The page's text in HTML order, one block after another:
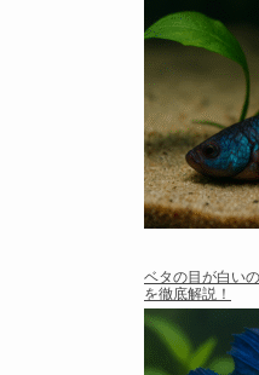
ベタの目が白い
を徹底解説！